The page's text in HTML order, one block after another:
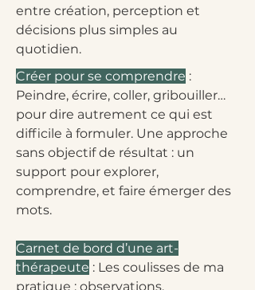
entre création, perception et
décisions plus simples au
quotidien.
Créer pour se comprendre :
Peindre, écrire, coller, gribouiller…
pour dire autrement ce qui est
difficile à formuler. Une approche
sans objectif de résultat : un
support pour explorer,
comprendre, et faire émerger des
mots.
Carnet de bord d’une art-
thérapeute : Les coulisses de ma
pratique : observations,